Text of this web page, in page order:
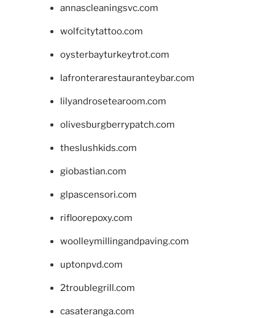
annascleaningsvc.com
wolfcitytattoo.com
oysterbayturkeytrot.com
lafronterarestauranteybar.com
lilyandrosetearoom.com
olivesburgberrypatch.com
theslushkids.com
giobastian.com
glpascensori.com
rifloorepoxy.com
woolleymillingandpaving.com
uptonpvd.com
2troublegrill.com
casateranga.com